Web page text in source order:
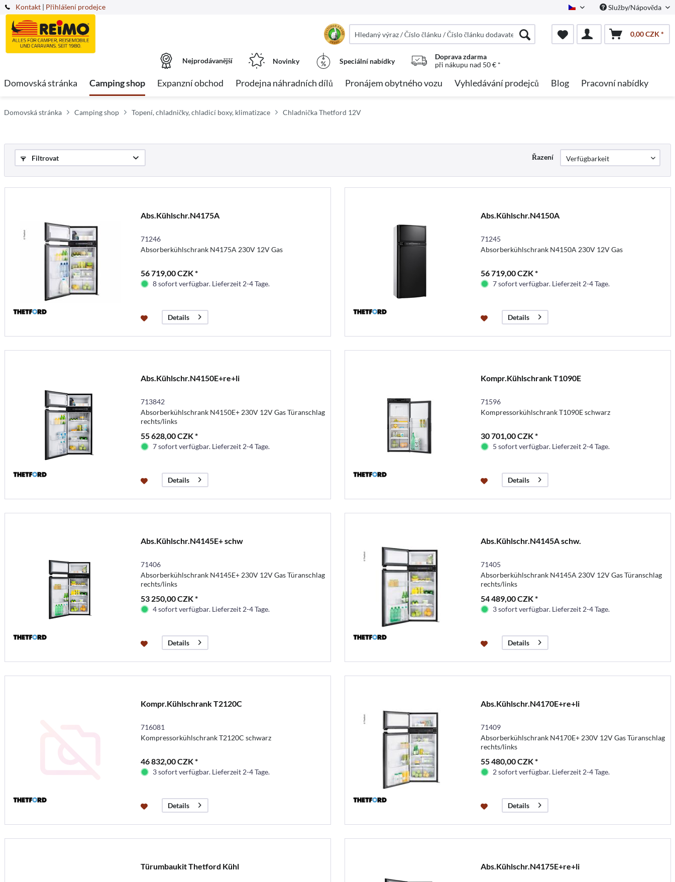
Kontakt Czech Služby/Nápověda
| Přihlášení prodejce
0,00 CZK *
Nejprodávanější Novinky Speciální nabídky
Doprava zdarma
při nákupu nad 50 € *
Domovská stránka Camping shop Expanzní obchod Prodejna náhradních dílů Pronájem obytného vozu Vyhledávání prodejců Blog Pracovní nabídky
Domovská stránka Camping shop Topení, chladničky, chladicí boxy, klimatizace Chladnička Thetford 12V
Filtrovat Řazení
Abs.Kühlschr.N4175A
71246
Absorberkühlschrank N4175A 230V 12V Gas
56 719,00 CZK *
8 sofort verfügbar. Lieferzeit 2-4 Tage.
Details
Abs.Kühlschr.N4150A
71245
Absorberkühlschrank N4150A 230V 12V Gas
56 719,00 CZK *
7 sofort verfügbar. Lieferzeit 2-4 Tage.
Details
Abs.Kühlschr.N4150E+re+li
713842
Absorberkühlschrank N4150E+ 230V 12V Gas Türanschlag
rechts/links
55 628,00 CZK *
7 sofort verfügbar. Lieferzeit 2-4 Tage.
Details
Kompr.Kühlschrank T1090E
71596
Kompressorkühlschrank T1090E schwarz
30 701,00 CZK *
5 sofort verfügbar. Lieferzeit 2-4 Tage.
Details
Abs.Kühlschr.N4145E+ schw
71406
Absorberkühlschrank N4145E+ 230V 12V Gas Türanschlag
rechts/links
53 250,00 CZK *
4 sofort verfügbar. Lieferzeit 2-4 Tage.
Details
Abs.Kühlschr.N4145A schw.
71405
Absorberkühlschrank N4145A 230V 12V Gas Türanschlag
rechts/links
54 489,00 CZK *
3 sofort verfügbar. Lieferzeit 2-4 Tage.
Details
Kompr.Kühlschrank T2120C
716081
Kompressorkühlschrank T2120C schwarz
46 832,00 CZK *
3 sofort verfügbar. Lieferzeit 2-4 Tage.
Details
Abs.Kühlschr.N4170E+re+li
71409
Absorberkühlschrank N4170E+ 230V 12V Gas Türanschlag
rechts/links
55 480,00 CZK *
2 sofort verfügbar. Lieferzeit 2-4 Tage.
Details
Türumbaukit Thetford Kühl Abs.Kühlschr.N4175E+re+li